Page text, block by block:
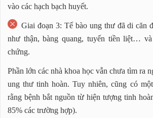
vào các hạch bạch huyết.
Giai đoạn 3: Tế bào ung thư đã di căn
như thận, bàng quang, tuyến tiền liệt…
chứng.
Phần lớn các nhà khoa học vẫn chưa tìm ra
ung thư tinh hoàn. Tuy nhiên, cũng có
rằng bệnh bắt nguồn từ hiện tượng tinh
85% các trường hợp).